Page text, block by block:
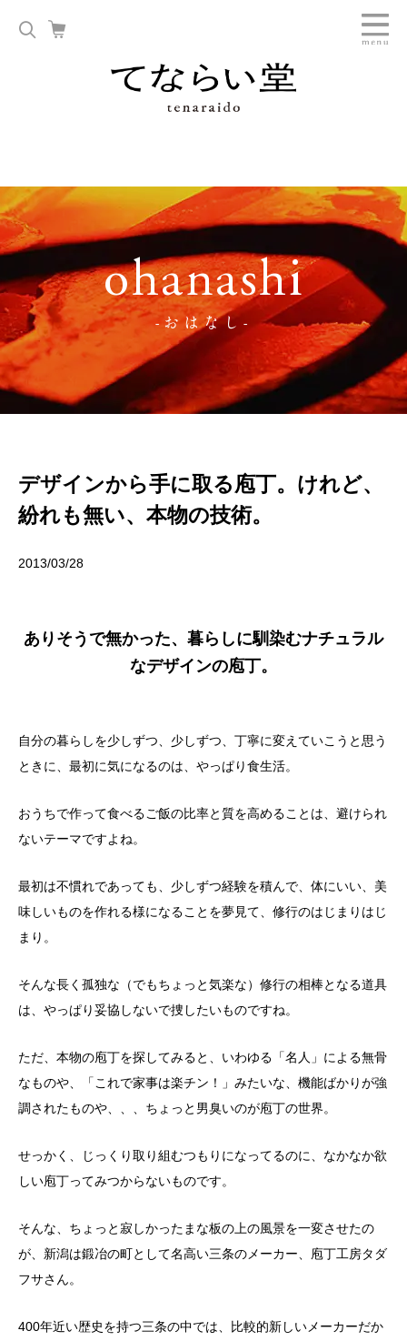
ohanashi
-おはなし-
デザインから手に取る庖丁。けれど、
紛れも無い、本物の技術。
2013/03/28
ありそうで無かった、暮らしに馴染むナチュラル
なデザインの庖丁。
自分の暮らしを少しずつ、少しずつ、丁寧に変えていこうと思う
ときに、最初に気になるのは、やっぱり食生活。
おうちで作って食べるご飯の比率と質を高めることは、避けられ
ないテーマですよね。
最初は不慣れであっても、少しずつ経験を積んで、体にいい、美
味しいものを作れる様になることを夢見て、修行のはじまりはじ
まり。
そんな長く孤独な（でもちょっと気楽な）修行の相棒となる道具
は、やっぱり妥協しないで捜したいものですね。
ただ、本物の庖丁を探してみると、いわゆる「名人」による無骨
なものや、「これで家事は楽チン！」みたいな、機能ばかりが強
調されたものや、、、ちょっと男臭いのが庖丁の世界。
せっかく、じっくり取り組むつもりになってるのに、なかなか欲
しい庖丁ってみつからないものです。
そんな、ちょっと寂しかったまな板の上の風景を一変させたの
が、新潟は鍛冶の町として名高い三条のメーカー、庖丁工房タダ
フサさん。
400年近い歴史を持つ三条の中では、比較的新しいメーカーだか